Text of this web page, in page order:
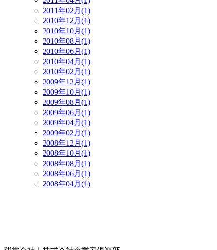
2011年02月(1)
2010年12月(1)
2010年10月(1)
2010年08月(1)
2010年06月(1)
2010年04月(1)
2010年02月(1)
2009年12月(1)
2009年10月(1)
2009年08月(1)
2009年06月(1)
2009年04月(1)
2009年02月(1)
2008年12月(1)
2008年10月(1)
2008年08月(1)
2008年06月(1)
2008年04月(1)